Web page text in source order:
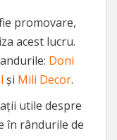
promovare,
acest lucru.
Doni
și Mili Decor.
utile despre
în rândurile de